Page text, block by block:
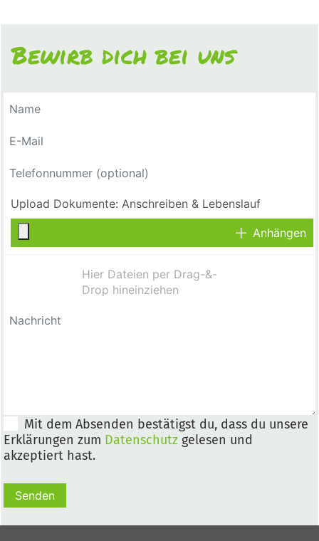
Bewirb dich bei uns
Anhängen
Mit dem Absenden bestätigst du, dass du unsere
Erklärungen zum Datenschutz gelesen und
akzeptiert hast.
Senden